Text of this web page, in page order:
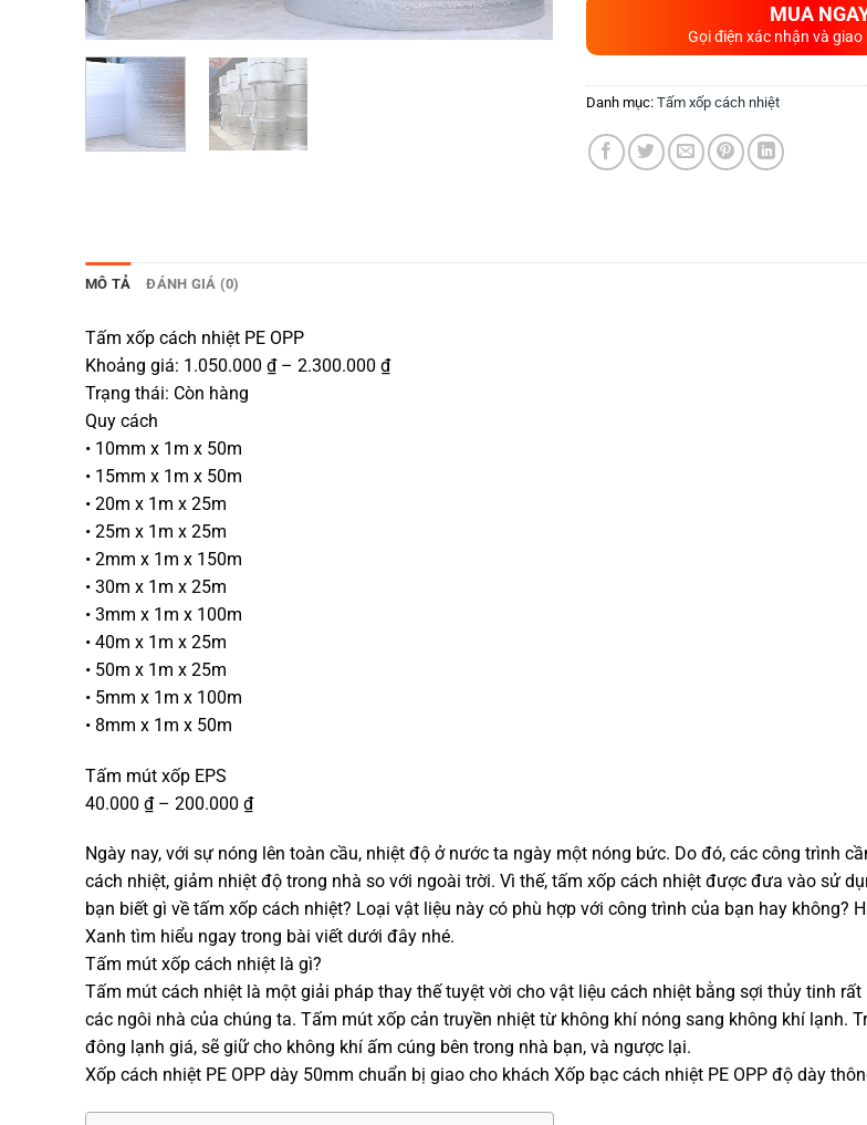
MUA
Gọi điện xác nhận và
Danh mục:Tấm xốp cách nhiệt
MÔ TẢ ĐÁNH GIÁ (0)
Tấm xốp cách nhiệt PE OPP
Khoảng giá: 1.050.000 ₫ – 2.300.000 ₫
Trạng thái: Còn hàng
Quy cách
• 10mm x 1m x 50m
• 15mm x 1m x 50m
• 20m x 1m x 25m
• 25m x 1m x 25m
• 2mm x 1m x 150m
• 30m x 1m x 25m
• 3mm x 1m x 100m
• 40m x 1m x 25m
• 50m x 1m x 25m
• 5mm x 1m x 100m
• 8mm x 1m x 50m
Tấm mút xốp EPS
40.000 ₫ – 200.000 ₫
Ngày nay, với sự nóng lên toàn cầu, nhiệt độ ở nước ta ngày một nóng bức. Do đó, các công trình
cách nhiệt, giảm nhiệt độ trong nhà so với ngoài trời. Vì thế, tấm xốp cách nhiệt được đưa vào sử
bạn biết gì về tấm xốp cách nhiệt? Loại vật liệu này có phù hợp với công trình của bạn hay không?
Xanh tìm hiểu ngay trong bài viết dưới đây nhé.
Tấm mút xốp cách nhiệt là gì?
Tấm mút cách nhiệt là một giải pháp thay thế tuyệt vời cho vật liệu cách nhiệt bằng sợi thủy tinh
các ngôi nhà của chúng ta. Tấm mút xốp cản truyền nhiệt từ không khí nóng sang không khí lạnh.
đông lạnh giá, sẽ giữ cho không khí ấm cúng bên trong nhà bạn, và ngược lại.
Xốp cách nhiệt PE OPP dày 50mm chuẩn bị giao cho khách Xốp bạc cách nhiệt PE OPP độ dày